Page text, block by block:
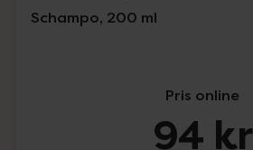
Schampo, 200 ml
Pris online
94 kr